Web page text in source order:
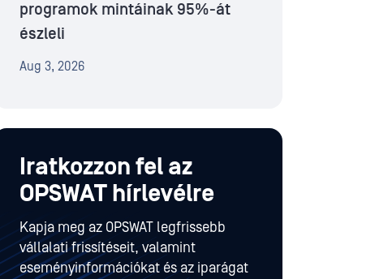
programok mintáinak 95%-át
észleli
Aug 3, 2026
Iratkozzon fel az
OPSWAT hírlevélre
Kapja meg az OPSWAT legfrissebb
vállalati frissítéseit, valamint
eseményinformációkat és az iparágat